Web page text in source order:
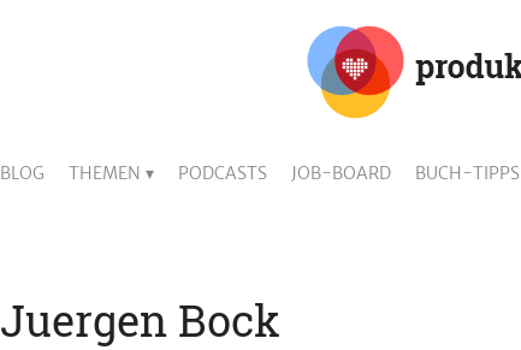
BLOG THEMEN PODCASTS JOB-BOARD BUCH-TIPPS
Juergen Bock